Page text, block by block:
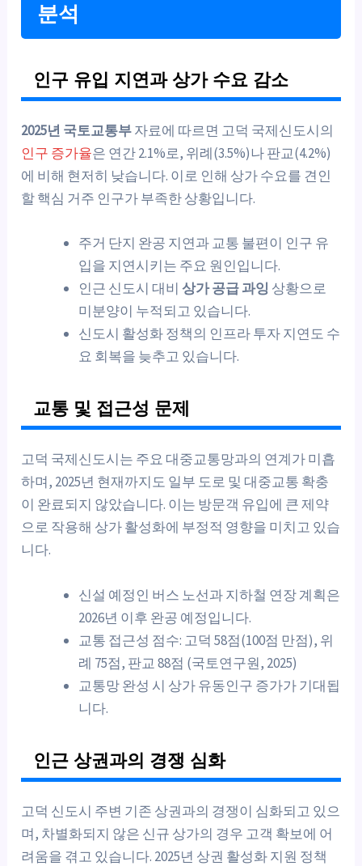
분석
인구 유입 지연과 상가 수요 감소
2025년 국토교통부자료에 따르면 고덕 국제신도시의
인구 증가율은 연간 2.1%로, 위례(3.5%)나 판교(4.2%)
에 비해 현저히 낮습니다. 이로 인해 상가 수요를 견인
할 핵심 거주 인구가 부족한 상황입니다.
주거 단지 완공 지연과 교통 불편이 인구 유
입을 지연시키는 주요 원인입니다.
인근 신도시 대비상가 공급 과잉 상황으로
미분양이 누적되고 있습니다.
신도시 활성화 정책의 인프라 투자 지연도 수
요 회복을 늦추고 있습니다.
교통 및 접근성 문제
고덕 국제신도시는 주요 대중교통망과의 연계가 미흡
하며, 2025년 현재까지도 일부 도로 및 대중교통 확충
이 완료되지 않았습니다. 이는 방문객 유입에 큰 제약
으로 작용해 상가 활성화에 부정적 영향을 미치고 있습
니다.
신설 예정인 버스 노선과 지하철 연장 계획은
2026년 이후 완공 예정입니다.
교통 접근성 점수: 고덕 58점(100점 만점), 위
례 75점, 판교 88점 (국토연구원, 2025)
교통망 완성 시 상가 유동인구 증가가 기대됩
니다.
인근 상권과의 경쟁 심화
고덕 신도시 주변 기존 상권과의 경쟁이 심화되고 있으
며, 차별화되지 않은 신규 상가의 경우 고객 확보에 어
려움을 겪고 있습니다. 2025년 상권 활성화 지원 정책